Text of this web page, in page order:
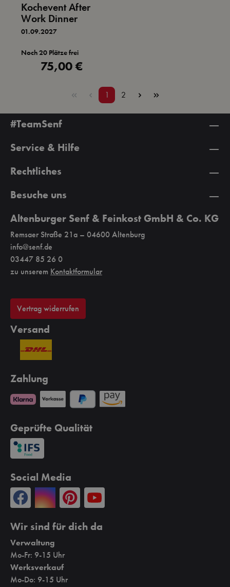
Kochevent After
Work Dinner
01.09.2027
Noch 20 Plätze frei
Regulärer Preis:
75,00 €
Seite
1 Seite
2
#TeamSenf
Service & Hilfe
Rechtliches
Besuche uns
Altenburger Senf & Feinkost GmbH & Co. KG
Remsaer Straße 21a – 04600 Altenburg
info@senf.de
03447 85 26 0
zu unserem Kontaktformular
Vertrag widerrufen
Versand
Zahlung
Geprüfte Qualität
Social Media
Wir sind für dich da
Verwaltung
Mo-Fr: 9-15 Uhr
Werksverkauf
Mo-Do: 9-15 Uhr